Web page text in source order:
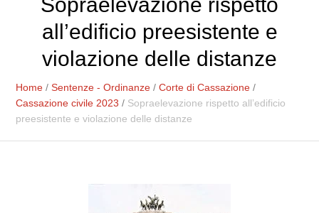
all’edificio preesistente e
violazione delle distanze
Home /Sentenze - Ordinanze /Corte di Cassazione /
Cassazione civile 2023 / Sopraelevazione rispetto all’edificio
preesistente e violazione delle distanze